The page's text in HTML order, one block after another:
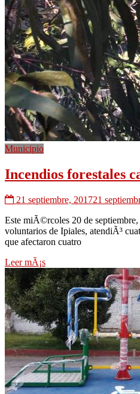
Municipio
Incendios forestales
21 septiembre, 201721
Este miÃ©rcoles 20 de
voluntarios de Ipiales, atendiÃ³
que afectaron cuatro
Leer mÃ¡s